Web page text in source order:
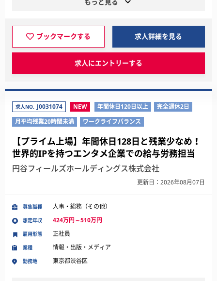
ブックマークする 求人詳細を見る
求人にエントリーする
求人NO. J0031074 NEW 年間休日120日以上
完全週休2日
月平均残業20時間未満
ワークライフバランス
【プライム上場】年間休日128日と残業少なめ！
世界的IPを持つエンタメ企業での給与労務担当
円谷フィールズホールディングス株式会社
更新日：2026年08月07日
募集職種 人事・総務（その他）
想定年収 424万円～510万円
業種 情報・出版・メディア
勤務地 東京都渋谷区
雇用形態 正社員